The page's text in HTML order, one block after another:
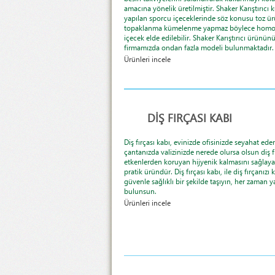
amacına yönelik üretilmiştir. Shaker Karıştırıcı
yapılan sporcu içeceklerinde söz konusu toz
topaklanma kümelenme yapmaz böylece
içecek elde edilebilir. Shaker Karıştırıcı
firmamızda ondan fazla modeli bulunmaktadır.
Ürünleri incele
DİŞ FIRÇASI KABI
Diş fırçası kabı, evinizde ofisinizde seyahat
çantanızda valizinizde nerede olursa olsun diş
etkenlerden koruyan hijyenik kalmasını
pratik üründür. Diş fırçası kabı, ile diş fırçanızı
güvenle sağlıklı bir şekilde taşıyın, her zaman
bulunsun.
Ürünleri incele